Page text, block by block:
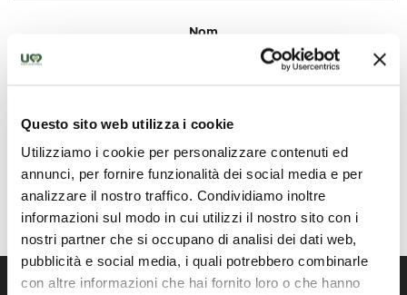
Questo sito web utilizza i cookie
Utilizziamo i cookie per personalizzare contenuti ed
annunci, per fornire funzionalità dei social media e per
analizzare il nostro traffico. Condividiamo inoltre
informazioni sul modo in cui utilizzi il nostro sito con i
nostri partner che si occupano di analisi dei dati web,
pubblicità e social media, i quali potrebbero combinarle
con altre informazioni che hai fornito loro o che hanno